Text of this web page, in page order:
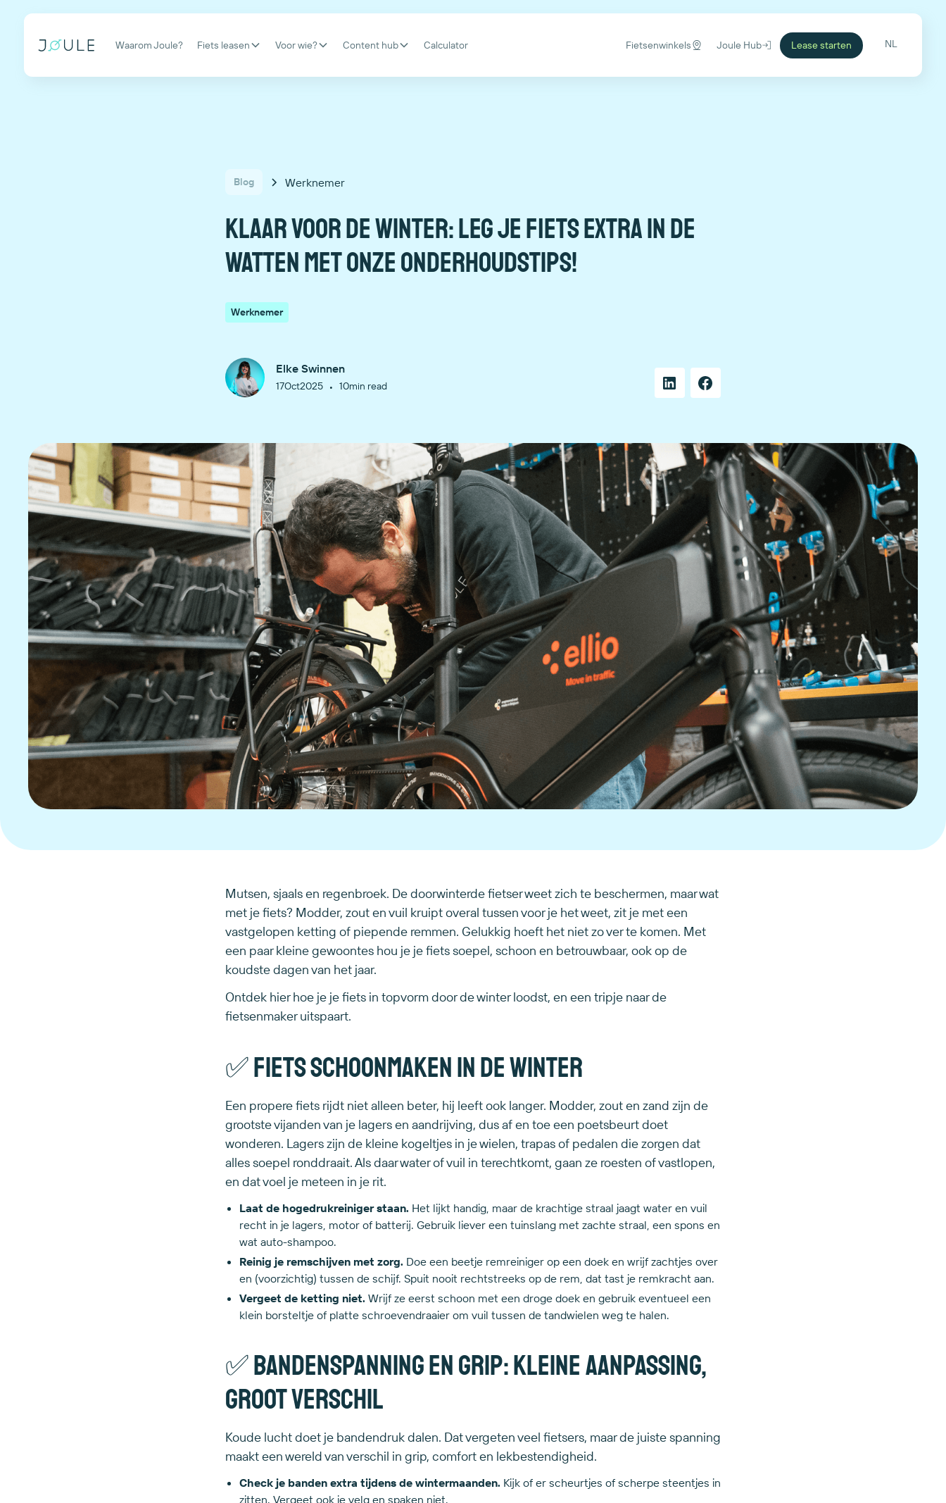
Waarom Joule? Fiets leasen Voor wie? Content hub Calculator Fietsenwinkels Joule Hub Lease starten NL
Blog Werknemer
Klaar voor de winter: leg je fiets extra in de
watten met onze onderhoudstips!
Werknemer
Elke Swinnen
17Oct2025 • 10min read
Mutsen, sjaals en regenbroek. De doorwinterde fietser weet zich te beschermen, maar wat
met je fiets? Modder, zout en vuil kruipt overal tussen voor je het weet, zit je met een
vastgelopen ketting of piepende remmen. Gelukkig hoeft het niet zo ver te komen. Met
een paar kleine gewoontes hou je je fiets soepel, schoon en betrouwbaar, ook op de
koudste dagen van het jaar.
Ontdek hier hoe je je fiets in topvorm door de winter loodst, en een tripje naar de
fietsenmaker uitspaart.
✅ Fiets schoonmaken in de winter
Een propere fiets rijdt niet alleen beter, hij leeft ook langer. Modder, zout en zand zijn de
grootste vijanden van je lagers en aandrijving, dus af en toe een poetsbeurt doet
wonderen. Lagers zijn de kleine kogeltjes in je wielen, trapas of pedalen die zorgen dat
alles soepel ronddraait. Als daar water of vuil in terechtkomt, gaan ze roesten of vastlopen,
en dat voel je meteen in je rit.
Laat de hogedrukreiniger staan. Het lijkt handig, maar de krachtige straal jaagt water en vuil
recht in je lagers, motor of batterij. Gebruik liever een tuinslang met zachte straal, een spons en
wat auto-shampoo.
Reinig je remschijven met zorg. Doe een beetje remreiniger op een doek en wrijf zachtjes over
en (voorzichtig) tussen de schijf. Spuit nooit rechtstreeks op de rem, dat tast je remkracht aan.
Vergeet de ketting niet. Wrijf ze eerst schoon met een droge doek en gebruik eventueel een
klein borsteltje of platte schroevendraaier om vuil tussen de tandwielen weg te halen.
✅ Bandenspanning en grip: kleine aanpassing,
groot verschil
Koude lucht doet je bandendruk dalen. Dat vergeten veel fietsers, maar de juiste spanning
maakt een wereld van verschil in grip, comfort en lekbestendigheid.
Check je banden extra tijdens de wintermaanden. Kijk of er scheurtjes of scherpe steentjes in
zitten. Vergeet ook je velg en spaken niet.